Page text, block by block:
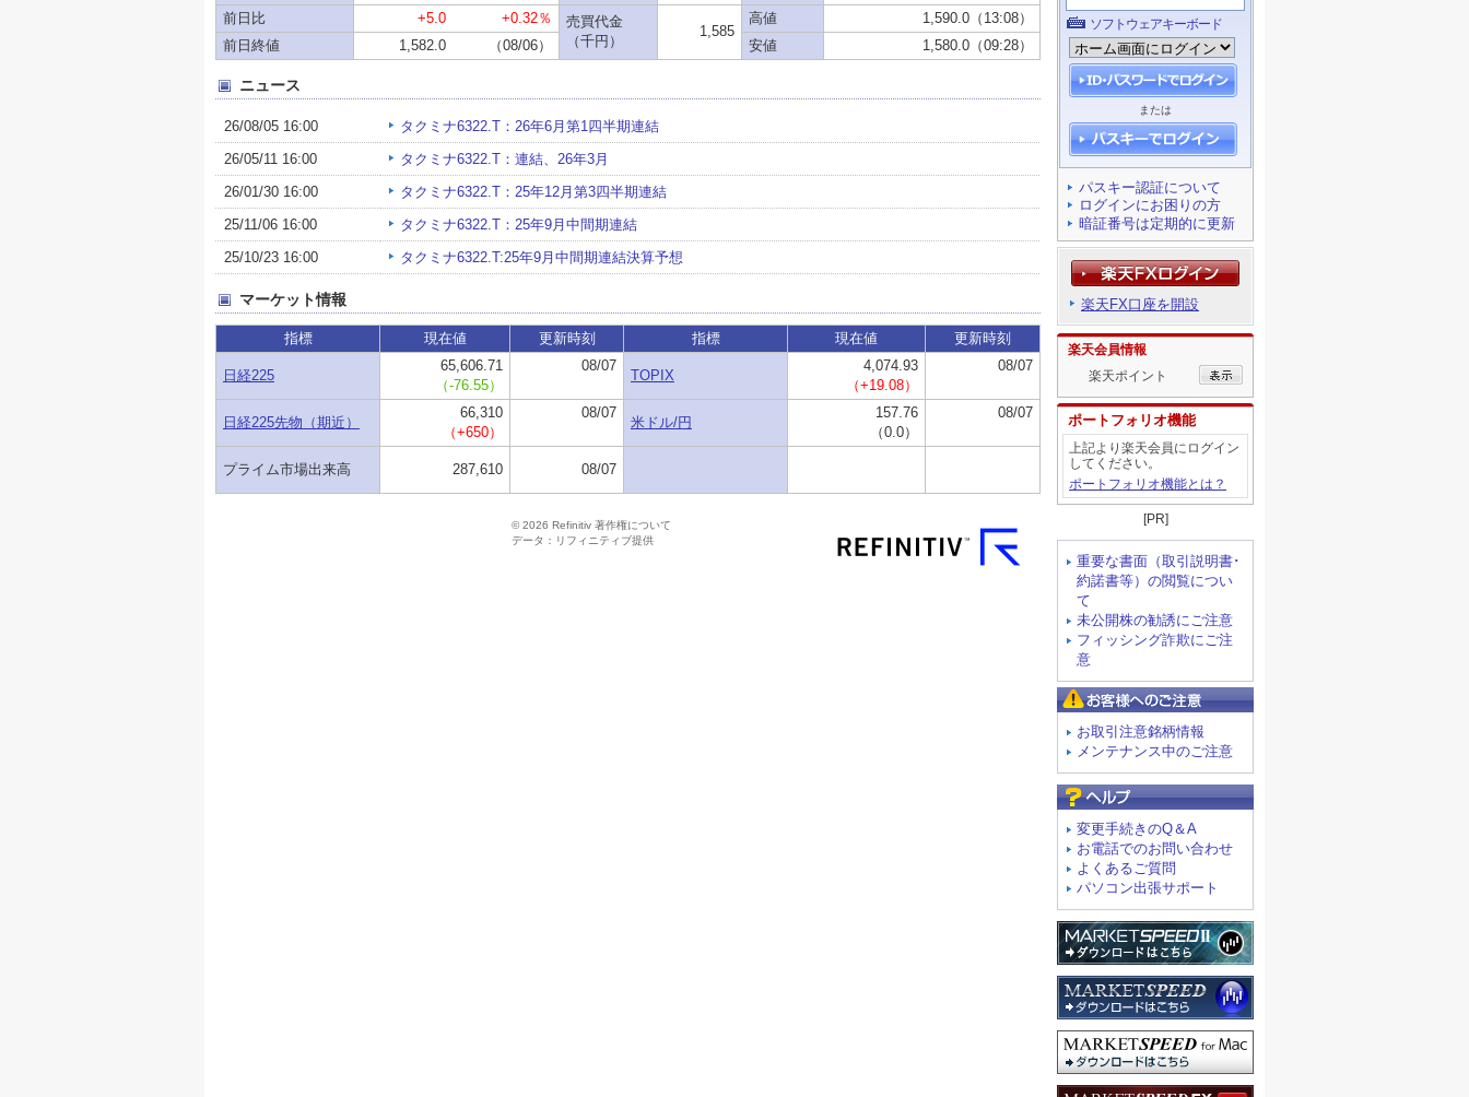
ソフトウェアキーボード
または
パスキー認証について
ログインにお困りの方
暗証番号は定期的に更新
楽天FX口座を開設
楽天会員情報
楽天ポイント
ポートフォリオ機能
上記より楽天会員にログイン
してください。
ポートフォリオ機能とは？
[PR]
重要な書面（取引説明書･
約諾書等）の閲覧につい
て
未公開株の勧誘にご注意
フィッシング詐欺にご注
意
お取引注意銘柄情報
メンテナンス中のご注意
変更手続きのQ＆A
お電話でのお問い合わせ
よくあるご質問
パソコン出張サポート